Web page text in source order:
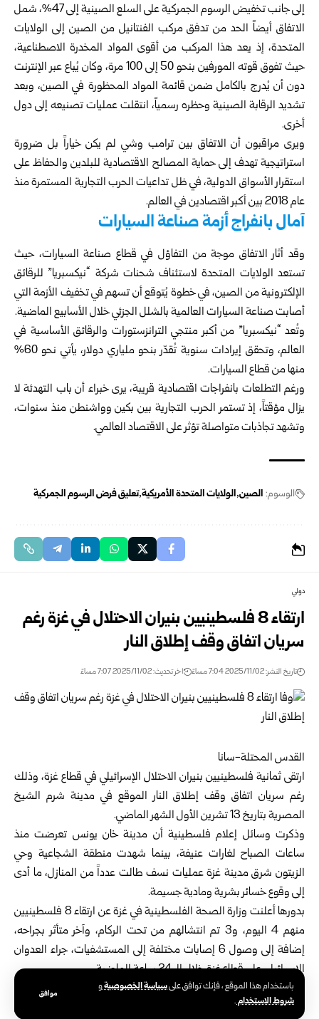
باستخدام هذا الموقع ، فإنك توافق علىسياسة الخصوصيةو
شروط الاستخدام.
موافق
إلى جانب تخفيض الرسوم الجمركية على السلع الصينية إلى 47%، شمل
الاتفاق أيضاً الحد من تدفق مركب الفنتانيل من الصين إلى الولايات
المتحدة، إذ يعد هذا المركب من أقوى المواد المخدرة الاصطناعية،
حيث تفوق قوته المورفين بنحو 50 إلى 100 مرة، وكان يُباع عبر الإنترنت
دون أن يُدرج بالكامل ضمن قائمة المواد المحظورة في الصين، وبعد
تشديد الرقابة الصينية وحظره رسمياً، انتقلت عمليات تصنيعه إلى دول
أخرى.
ويرى مراقبون أن الاتفاق بين ترامب وشي لم يكن خياراً بل ضرورة
استراتيجية تهدف إلى حماية المصالح الاقتصادية للبلدين والحفاظ على
استقرار الأسواق الدولية، في ظل تداعيات الحرب التجارية المستمرة منذ
عام 2018 بين أكبر اقتصادين في العالم.
آمال بانفراج أزمة صناعة السيارات
وقد أثار الاتفاق موجة من التفاؤل في قطاع صناعة السيارات، حيث
تستعد الولايات المتحدة لاستئناف شحنات شركة “نيكسبريا” للرقائق
الإلكترونية من الصين، في خطوة يُتوقع أن تسهم في تخفيف الأزمة التي
أصابت صناعة السيارات العالمية بالشلل الجزئي خلال الأسابيع الماضية.
وتُعد “نيكسبريا” من أكبر منتجي الترانزستورات والرقائق الأساسية في
العالم، وتحقق إيرادات سنوية تُقدّر بنحو ملياري دولار، يأتي نحو 60%
منها من قطاع السيارات.
ورغم التطلعات بانفراجات اقتصادية قريبة، يرى خبراء أن باب التهدئة لا
يزال مؤقتاً، إذ تستمر الحرب التجارية بين بكين وواشنطن منذ سنوات،
وتشهد تجاذبات متواصلة تؤثر على الاقتصاد العالمي.
الوسوم: الصين الولايات المتحدة الأمريكية تعليق فرض الرسوم الجمركية
دولي
ارتقاء 8 فلسطينيين بنيران الاحتلال في غزة رغم
سريان اتفاق وقف إطلاق النار
تاريخ النشر: 2025/11/02 7:04 مساءً اخر تحديث: 2025/11/02 7:07 مساءً
القدس المحتلة-سانا
ارتقى ثمانية فلسطينيين بنيران الاحتلال الإسرائيلي في قطاعغزة، وذلك
رغم سريان اتفاق وقف إطلاق النار الموقع في مدينة شرم الشيخ
المصرية بتاريخ 13 تشرين الأول الشهر الماضي.
وذكرت وسائل إعلام فلسطينية أن مدينة خان يونس تعرضت منذ
ساعات الصباح لغارات عنيفة، بينما شهدت منطقة الشجاعية وحي
الزيتون شرق مدينة غزة عمليات نسف طالت عدداً من المنازل، ما أدى
إلى وقوع خسائر بشرية ومادية جسيمة.
بدورها أعلنت وزارة الصحة الفلسطينية في غزة عن ارتقاء 8 فلسطينيين
منهم 4 اليوم، و3 تم انتشالهم من تحت الركام، وآخر متأثر بجراحه،
إضافة إلى وصول 6 إصابات مختلفة إلى المستشفيات، جراء العدوان
الإسرائيلي على قطاع غزة خلال الـ 24 ساعة الماضية.
وبذلك ارتفع عدد ضحايا حرب الإبادة الجماعية التي ارتكبها الاحتلال
الإسرائيلي في قطاع غزة منذ السابع من تشرين الأول 2023، إلى